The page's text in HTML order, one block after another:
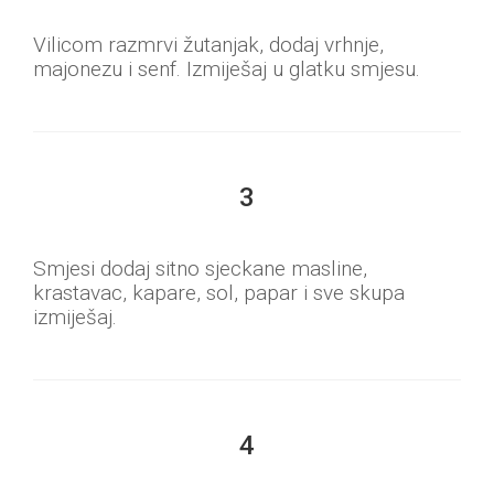
Vilicom razmrvi žutanjak, dodaj vrhnje,
majonezu i senf. Izmiješaj u glatku smjesu.
3
Smjesi dodaj sitno sjeckane masline,
krastavac, kapare, sol, papar i sve skupa
izmiješaj.
4